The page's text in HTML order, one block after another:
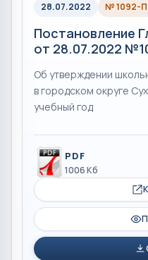
28.07.2022 № 1092-
Постановление
от 28.07.2022
Об утверждении
в городском округе
учебный год
PDF
1006 Кб